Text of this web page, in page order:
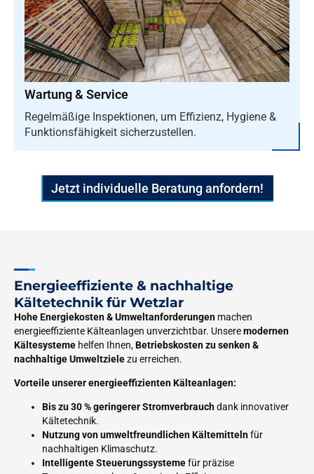
Wartung & Service
Regelmäßige Inspektionen, um Effizienz, Hygiene &
Funktionsfähigkeit sicherzustellen.
Jetzt individuelle Beratung anfordern!
Energieeffiziente & nachhaltige
Kältetechnik für Wetzlar
Hohe Energiekosten & Umweltanforderungen machen
energieeffiziente Kälteanlagen unverzichtbar. Unseremodernen
Kältesysteme helfen Ihnen,Betriebskosten zu senken &
nachhaltige Umweltzielezu erreichen.
Vorteile unserer energieeffizienten Kälteanlagen:
Bis zu 30 % geringerer Stromverbrauchdank innovativer
Kältetechnik.
Nutzung von umweltfreundlichen Kältemittelnfür
nachhaltigen Klimaschutz.
Intelligente Steuerungssystemefür präzise